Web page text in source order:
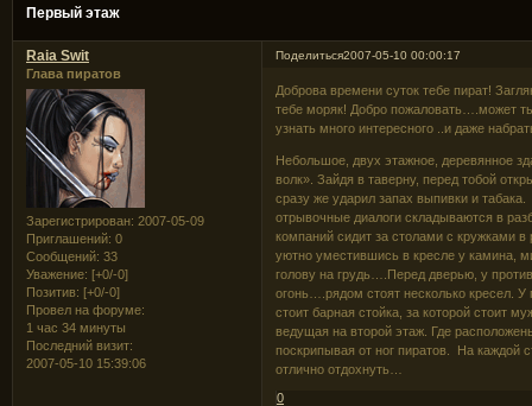
Первый этаж
Поделиться2007-05-10 00:00:17
Raia Swit
Глава пиратов
Зарегистрирован: 2007-05-09
Приглашений: 0
Сообщений: 33
Уважение: [+0/-0]
Позитив: [+0/-0]
Провел на форуме:
1 час 34 минуты
Последний визит:
2007-05-10 15:39:06
Доброва времени суток тебе пират!
тебе моряк! Добро пожаловать….может
узнать много интересного ..и даже
Небольшое, двух этажное, деревянное
волк». Зайдя в таверну, перед тобой
сразу же ударил запах выпивки и
отрывочные диалоги складываются в
компаний сидит за столами с кружками
уютно уместившись в кресле у камина,
голову на грудь….Перед дверью, у
огонь….рядом стоят несколько кресел.
стоит барная стойка, за которой стоит
ведущая на второй этаж. Где
поскрипывая от ног пиратов. На каждой
отлично отдохнуть…
0